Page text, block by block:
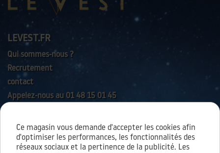
LEVEST.FR
Qui sommes-nous ?
Recrutement
contact
Appelez-nous au 01 48 15 01 45
AIDES & SERVICES
Ce magasin vous demande d'accepter les cookies afin
d'optimiser les performances, les fonctionnalités des
réseaux sociaux et la pertinence de la publicité. Les